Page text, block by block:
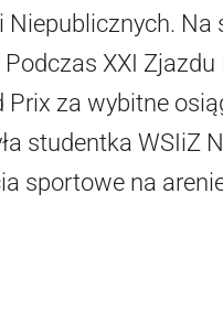
Na
XXI Zjazdu
za wybitne
studentka WSIiZ
sportowe na